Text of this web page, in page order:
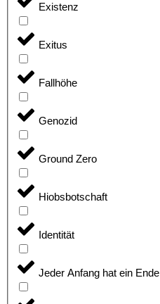
Existenz
Exitus
Fallhöhe
Genozid
Ground Zero
Hiobsbotschaft
Identität
Jeder Anfang hat ein Ende